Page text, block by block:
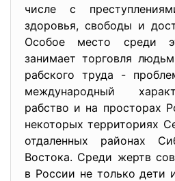
числе с
здоровья, свободы и
Особое место среди
занимает торговля
рабского труда -
международный
рабство и на просторах
некоторых территориях
отдаленных районах
Востока. Среди жертв
в России не только дети